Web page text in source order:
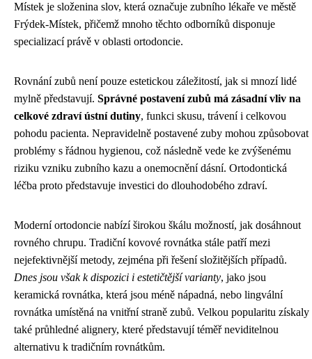
Místek je složenina slov, která označuje zubního lékaře ve městě
Frýdek-Místek, přičemž mnoho těchto odborníků disponuje
specializací právě v oblasti ortodoncie.
Rovnání zubů není pouze estetickou záležitostí, jak si mnozí lidé
mylně představují. Správné postavení zubů má zásadní vliv na
celkové zdraví ústní dutiny, funkci skusu, trávení i celkovou
pohodu pacienta. Nepravidelně postavené zuby mohou způsobovat
problémy s řádnou hygienou, což následně vede ke zvýšenému
riziku vzniku zubního kazu a onemocnění dásní. Ortodontická
léčba proto představuje investici do dlouhodobého zdraví.
Moderní ortodoncie nabízí širokou škálu možností, jak dosáhnout
rovného chrupu. Tradiční kovové rovnátka stále patří mezi
nejefektivnější metody, zejména při řešení složitějších případů.
Dnes jsou však k dispozici i estetičtější varianty, jako jsou
keramická rovnátka, která jsou méně nápadná, nebo lingvální
rovnátka umístěná na vnitřní straně zubů. Velkou popularitu získaly
také průhledné alignery, které představují téměř neviditelnou
alternativu k tradičním rovnátkům.